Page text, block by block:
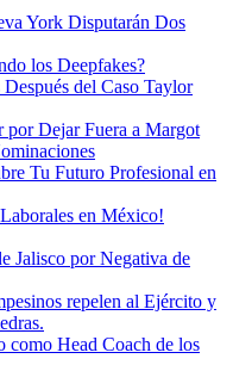
York Disputarán Dos
los Deepfakes?
del Caso Taylor
por Dejar Fuera a Margot
Tu Futuro Profesional en
en México!
Jalisco por Negativa de
repelen al Ejército y
como Head Coach de los